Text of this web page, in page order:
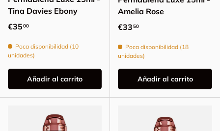
Tina Davies Ebony
Precio normal
€3500
Poca disponibilidad (10
unidades)
Añadir al carrito
Amelia Rose
Precio normal
€3350
Poca disponibilidad (18
unidades)
Añadir al carrito